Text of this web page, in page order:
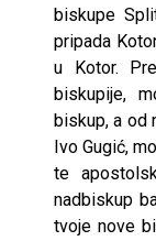
biskupe
pripada
u Kotor.
biskupije,
biskup, a od
Ivo Gugić,
te
nadbiskup
tvoje nove